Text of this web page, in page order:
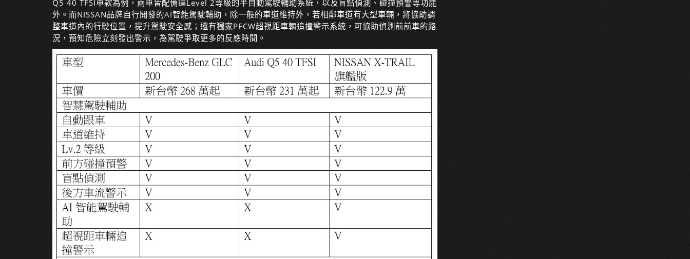
Q5 40 TFSI車款為例，兩車皆配備達Level 2等級的半自動駕駛輔助系統，以及盲點偵測、碰撞預警等功能
外。而NISSAN品牌自行開發的AI智能駕駛輔助，除一般的車道維持外，若相鄰車道有大型車輛，將協助調
整車道內的行駛位置，提升駕駛安全感；還有獨家PFCW超視距車輛追撞警示系統，可協助偵測前前車的路
況，預知危險立刻發出警示，為駕駛爭取更多的反應時間。